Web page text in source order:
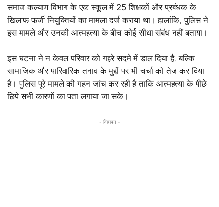
समाज कल्याण विभाग के एक स्कूल में 25 शिक्षकों और प्रबंधक के
खिलाफ फर्जी नियुक्तियों का मामला दर्ज कराया था। हालांकि, पुलिस ने
इस मामले और उनकी आत्महत्या के बीच कोई सीधा संबंध नहीं बताया।
इस घटना ने न केवल परिवार को गहरे सदमे में डाल दिया है, बल्कि
सामाजिक और पारिवारिक तनाव के मुद्दों पर भी चर्चा को तेज कर दिया
है। पुलिस पूरे मामले की गहन जांच कर रही है ताकि आत्महत्या के पीछे
छिपे सभी कारणों का पता लगाया जा सके।
- विज्ञापन -